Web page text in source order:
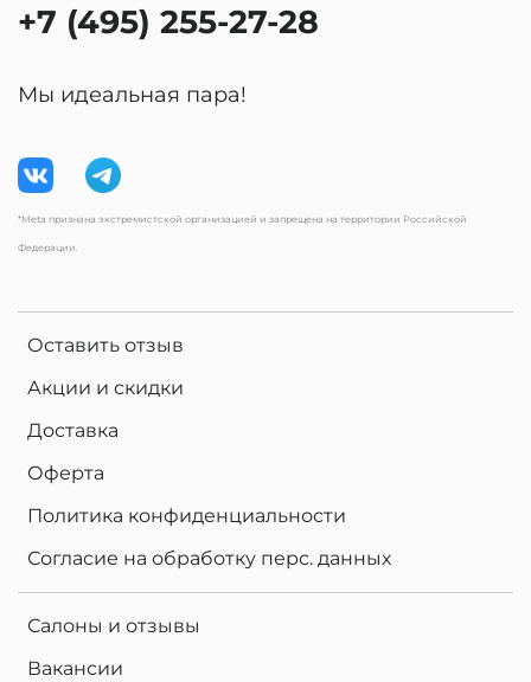
Оставить отзыв
Акции и скидки
Доставка
Оферта
Политика конфиденциальности
Согласие на обработку перс. данных
Салоны и отзывы
Вакансии
+7 (495) 255-27-28
Мы идеальная пара!
*Meta признана экстремистской организацией и запрещена на территории Российской
Федерации.